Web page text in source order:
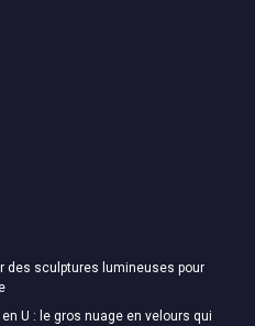
des sculptures lumineuses pour
en U : le gros nuage en velours qui